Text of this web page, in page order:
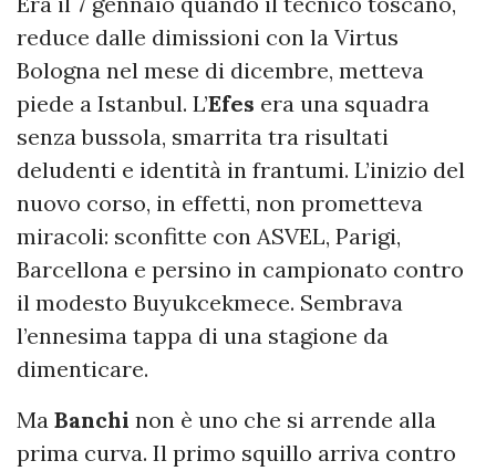
reduce dalle dimissioni con la Virtus
Bologna nel mese di dicembre, metteva
piede a Istanbul. L’Efes era una squadra
senza bussola, smarrita tra risultati
deludenti e identità in frantumi. L’inizio del
nuovo corso, in effetti, non prometteva
miracoli: sconfitte con ASVEL, Parigi,
Barcellona e persino in campionato contro
il modesto Buyukcekmece. Sembrava
l’ennesima tappa di una stagione da
dimenticare.
Ma Banchi non è uno che si arrende alla
prima curva. Il primo squillo arriva contro